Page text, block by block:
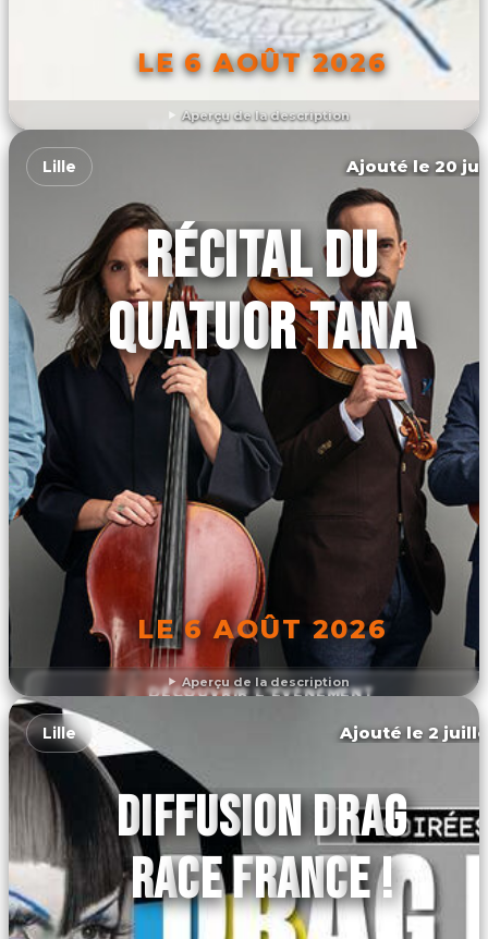
Aperçu de la description
LE 6 AOÛT 2026
DÉCOUVRIR L'ÉVÉNEMENT
Aperçu de la description
Lille Ajouté le 20
RÉCITAL DU
QUATUOR TANA
LE 6 AOÛT 2026
DÉCOUVRIR L'ÉVÉNEMENT
Lille Ajouté le 2
DIFFUSION DRAG
RACE FRANCE !